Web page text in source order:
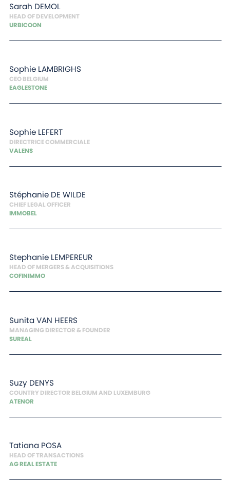
Sarah DEMOL
HEAD OF DEVELOPMENT
URBICOON
Sophie LAMBRIGHS
CEO BELGIUM
EAGLESTONE
Sophie LEFERT
DIRECTRICE COMMERCIALE
VALENS
Stéphanie DE WILDE
CHIEF LEGAL OFFICER
IMMOBEL
Stephanie LEMPEREUR
HEAD OF MERGERS & ACQUISITIONS
COFINIMMO
SunitaVAN HEERS
MANAGING DIRECTOR & FOUNDER
SUREAL
Suzy DENYS
COUNTRY DIRECTOR BELGIUM AND LUXEMBURG
ATENOR
Tatiana POSA
HEAD OF TRANSACTIONS
AG REAL ESTATE